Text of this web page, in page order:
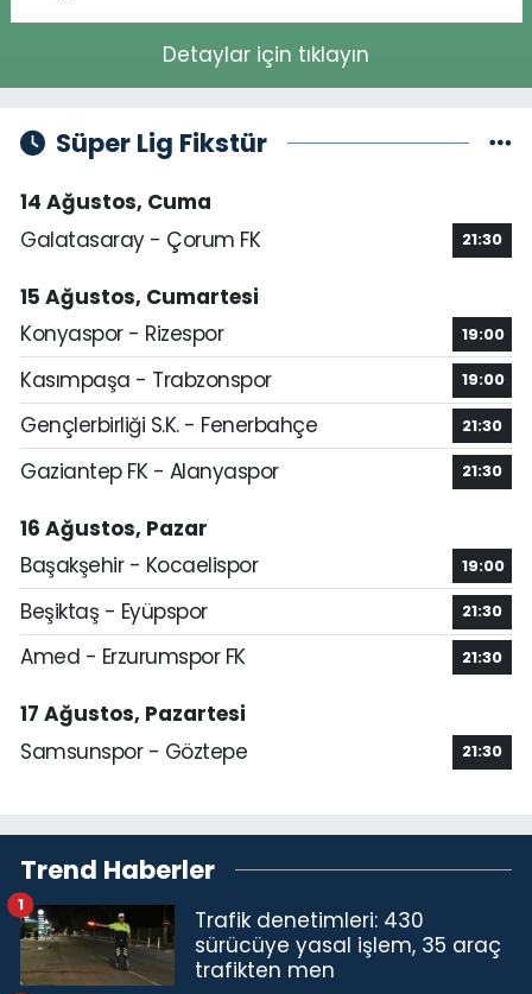
Detaylar için tıklayın
Süper Lig Fikstür
14 Ağustos, Cuma
Galatasaray - Çorum FK
21:30
15 Ağustos, Cumartesi
Konyaspor - Rizespor
19:00
Kasımpaşa - Trabzonspor 19:00
Gençlerbirliği S.K. - Fenerbahçe 21:30
Gaziantep FK - Alanyaspor 21:30
16 Ağustos, Pazar
Başakşehir - Kocaelispor
19:00
Beşiktaş - Eyüpspor 21:30
Amed - Erzurumspor FK 21:30
17 Ağustos, Pazartesi
Samsunspor - Göztepe
21:30
Trend Haberler
Trafik denetimleri: 430
sürücüye yasal işlem, 35 araç
trafikten men
1